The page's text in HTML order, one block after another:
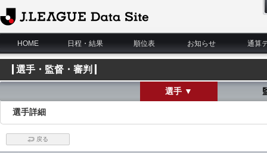
J.League Data Site
HOME
日程・結果 順位表 お知らせ 通算
選手・監督・審判
選手 ▼
選手詳細
戻る